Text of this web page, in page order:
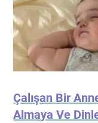
Çalışan Bir
Almaya Ve